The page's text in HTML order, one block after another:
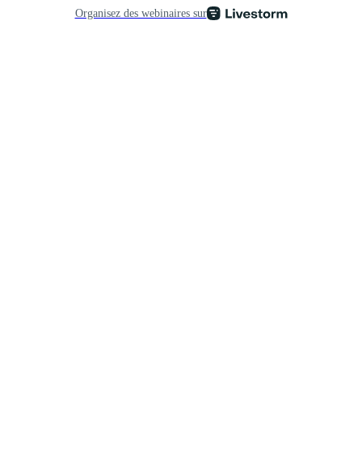
Organisez des webinaires sur